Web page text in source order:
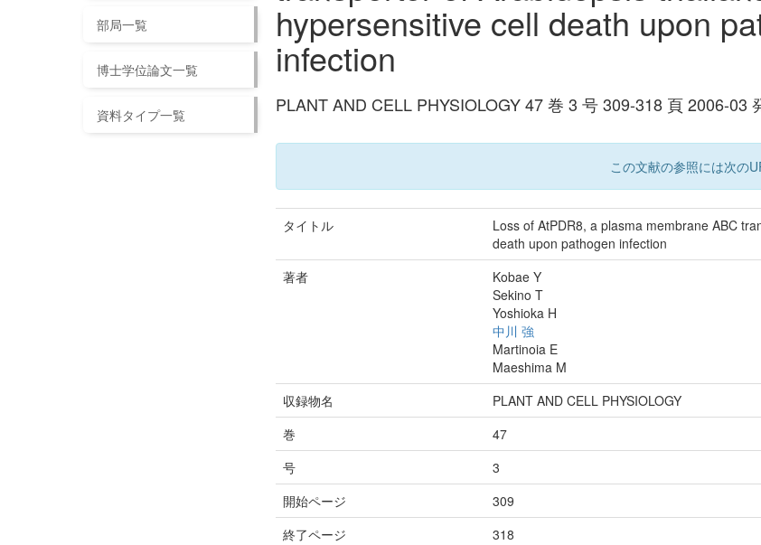
部局一覧
博士学位論文一覧
資料タイプ一覧
hypersensitive cell death upon
infection
PLANT AND CELL PHYSIOLOGY 47 巻 3 号 309-318 頁 2006-03
この文献の参照には次の
タイトル
Loss of AtPDR8, a plasma membrane ABC
death upon pathogen infection
著者
Kobae Y
Sekino T
Yoshioka H
中川 強
Martinoia E
Maeshima M
収録物名
PLANT AND CELL PHYSIOLOGY
巻
47
号
3
開始ページ
309
終了ページ
318